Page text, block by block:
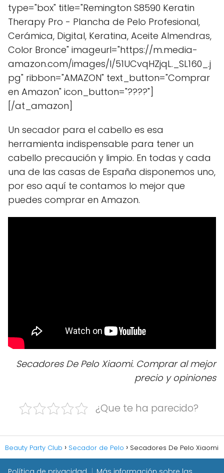
type="box" title="Remington S8590 Keratin
Therapy Pro - Plancha de Pelo Profesional,
Cerámica, Digital, Keratina, Aceite Almendras,
Color Bronce" imageurl="https://m.media-
amazon.com/images/I/51UCvqHZjqL._SL160_.j
pg" ribbon="AMAZON" text_button="Comprar
en Amazon" icon_button="????"]
[/at_amazon]
Un secador para el cabello es esa
herramienta indispensable para tener un
cabello precaución y limpio. En todas y cada
una de las casas de España disponemos uno,
por eso aquí te contamos lo mejor que
puedes comprar en Amazon.
Secadores De Pelo Xiaomi. Comprar al mejor
precio y opiniones
¿Que te ha parecido?
Beauty Party Club Secador de Pelo Secadores De Pelo Xiaomi